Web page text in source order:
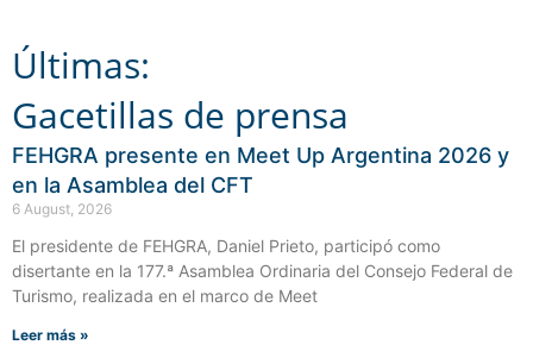
Últimas:
Gacetillas de prensa
FEHGRA presente en Meet Up Argentina 2026 y
en la Asamblea del CFT
6 August, 2026
El presidente de FEHGRA, Daniel Prieto, participó como
disertante en la 177.ª Asamblea Ordinaria del Consejo Federal de
Turismo, realizada en el marco de Meet
Leer más »